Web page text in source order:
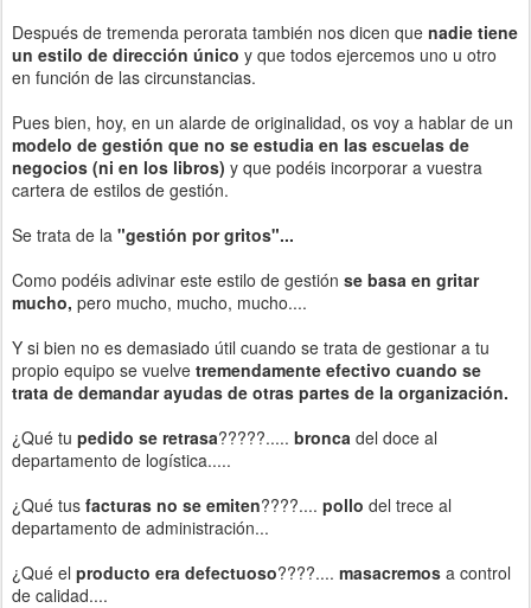
Después de tremenda perorata también nos dicen que nadie tiene
un estilo de dirección único y que todos ejercemos uno u otro
en función de las circunstancias.
Pues bien, hoy, en un alarde de originalidad, os voy a hablar de un
modelo de gestión que no se estudia en las escuelas de
negocios (ni en los libros) y que podéis incorporar a vuestra
cartera de estilos de gestión.
Se trata de la "gestión por gritos"...
Como podéis adivinar este estilo de gestión se basa en gritar
mucho, pero mucho, mucho, mucho....
Y si bien no es demasiado útil cuando se trata de gestionar a tu
propio equipo se vuelve tremendamente efectivo cuando se
trata de demandar ayudas de otras partes de la organización.
¿Qué tu pedido se retrasa?????..... bronca del doce al
departamento de logística.....
¿Qué tus facturas no se emiten????.... pollo del trece al
departamento de administración...
¿Qué el producto era defectuoso????.... masacremos a control
de calidad....